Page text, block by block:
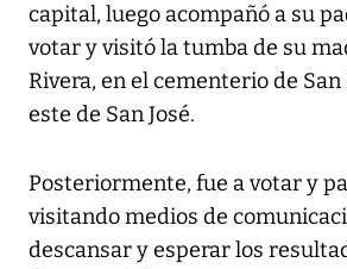
capital, luego acompañó a su
votar y visitó la tumba de su
Rivera, en el cementerio de San
este de San José.
Posteriormente, fue a votar y
visitando medios de
descansar y esperar los